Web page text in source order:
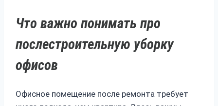
Что важно понимать про
послестроительную уборку
офисов
Офисное помещение после ремонта требует